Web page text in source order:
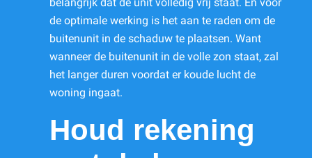
de optimale werking is het aan te raden om de
buitenunit in de schaduw te plaatsen. Want
wanneer de buitenunit in de volle zon staat, zal
het langer duren voordat er koude lucht de
woning ingaat.
Houd rekening